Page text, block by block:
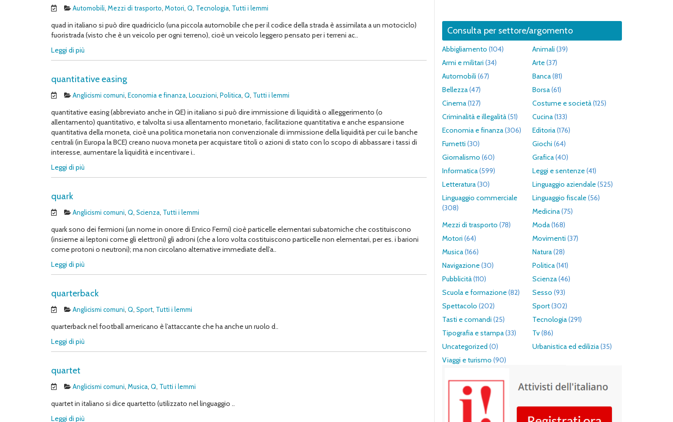
Automobili, Mezzi di trasporto, Motori, Q, Tecnologia, Tutti i lemmi
quad in italiano si può dire quadriciclo (una piccola automobile che per il codice della strada è assimilata a un motociclo)
fuoristrada (visto che è un veicolo per ogni terreno), cioè un veicolo leggero pensato per i terreni ac..
Leggi di più
quantitative easing
Anglicismi comuni, Economia e finanza, Locuzioni, Politica, Q, Tutti i lemmi
quantitative easing (abbreviato anche in QE) in italiano si può dire immissione di liquidità o alleggerimento (o
allentamento) quantitativo, e talvolta si usa allentamento monetario, facilitazione quantitativa e anche espansione
quantitativa della moneta, cioè una politica monetaria non convenzionale di immissione della liquidità per cui le banche
centrali (in Europa la BCE) creano nuova moneta per acquistare titoli o azioni di stato con lo scopo di abbassare i tassi di
interesse, aumentare la liquidità e incentivare i..
Leggi di più
quark
Anglicismi comuni, Q, Scienza, Tutti i lemmi
quark sono dei fermioni (un nome in onore di Enrico Fermi) cioè particelle elementari subatomiche che costituiscono
(insieme ai leptoni come gli elettroni) gli adroni (che a loro volta costituiscono particelle non elementari, per es. i barioni
come protoni o neutroni); ma non circolano alternative immediate dell’a..
Leggi di più
quarterback
Anglicismi comuni, Q, Sport, Tutti i lemmi
quarterback nel football americano è l’attaccante che ha anche un ruolo d..
Leggi di più
quartet
Anglicismi comuni, Musica, Q, Tutti i lemmi
quartet in italiano si dice quartetto (utilizzato nel linguaggio ..
Leggi di più
Consulta per settore/argomento
Abbigliamento (104) Animali (39)
Armi e militari (34) Arte(37)
Automobili (67) Banca(81)
Bellezza(47) Borsa(61)
Cinema(127) Costume e società(125)
Criminalità e illegalità(51) Cucina(133)
Economia e finanza(306) Editoria(176)
Fumetti (30) Giochi (64)
Giornalismo (60) Grafica(40)
Informatica(599) Leggi e sentenze(41)
Letteratura(30) Linguaggio aziendale(525)
Linguaggio commerciale
(308)
Linguaggio fiscale(56)
Medicina(75)
Mezzi di trasporto (78) Moda(168)
Motori (64) Movimenti (37)
Musica(166) Natura(28)
Navigazione(30) Politica(141)
Pubblicità(110) Scienza(46)
Scuola e formazione(82) Sesso (93)
Spettacolo (202) Sport(302)
Tasti e comandi (25) Tecnologia(291)
Tipografia e stampa(33) Tv(86)
Uncategorized (0) Urbanistica ed edilizia(35)
Viaggi e turismo (90)